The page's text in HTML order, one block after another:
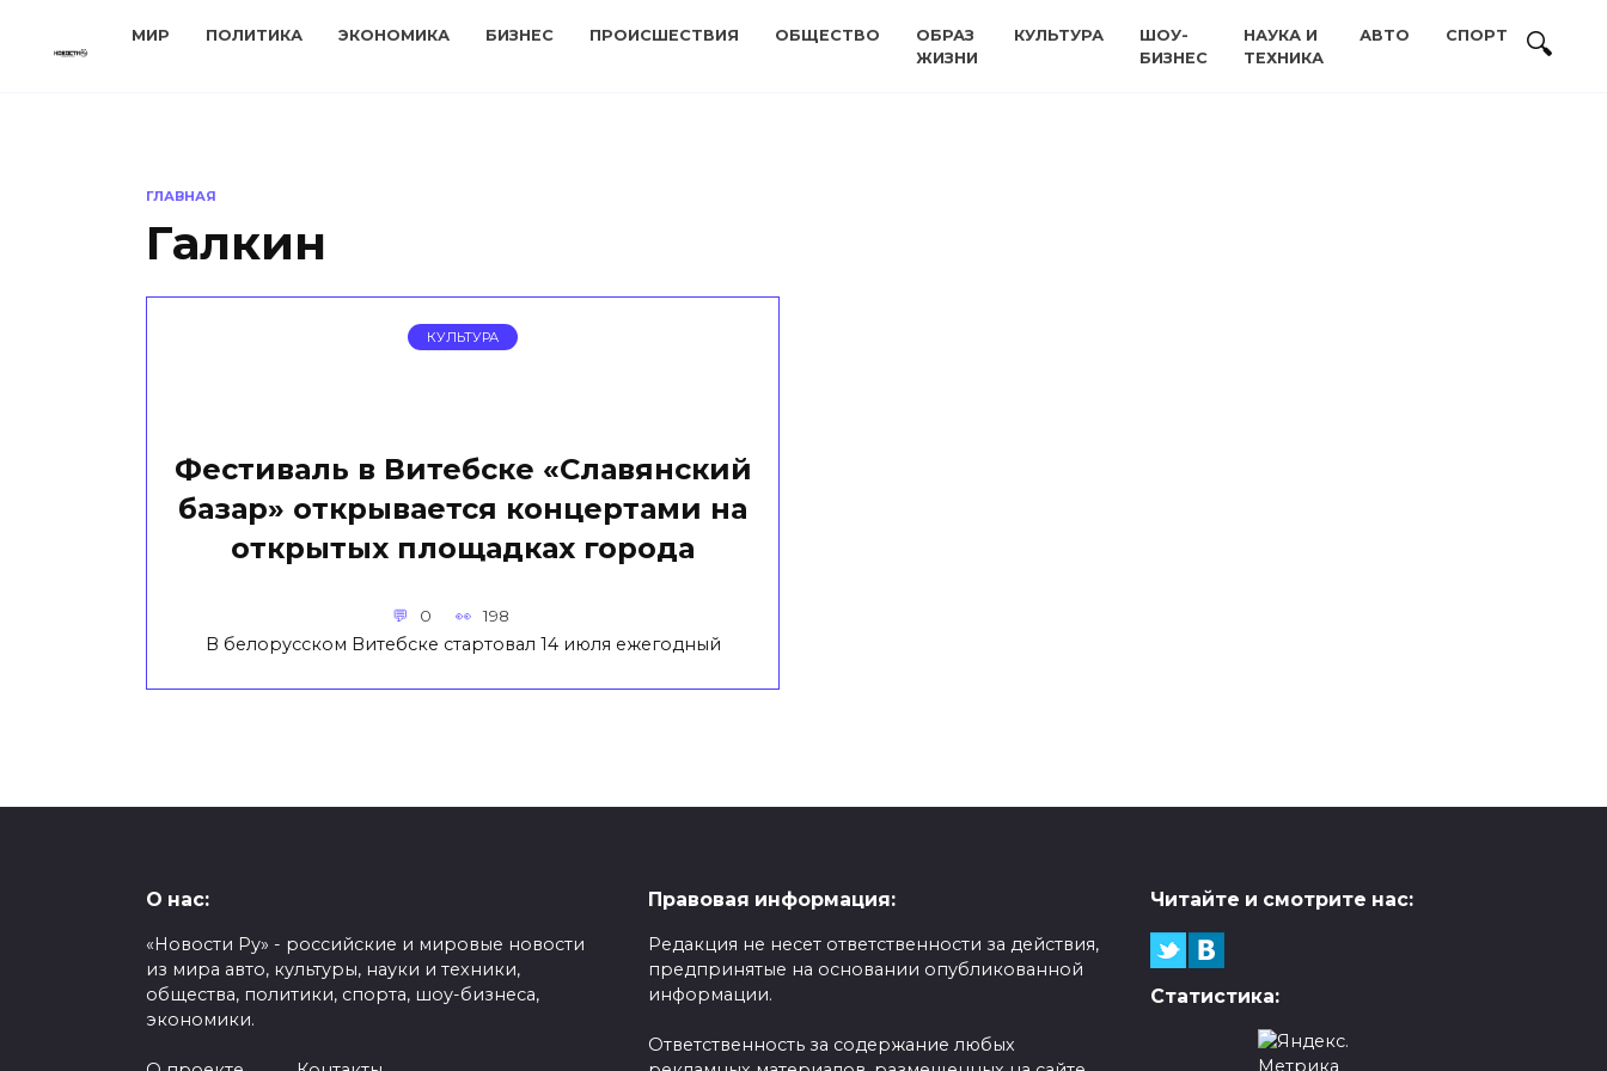
МИР ПОЛИТИКА ЭКОНОМИКА БИЗНЕС ПРОИСШЕСТВИЯ ОБЩЕСТВО
ОБРАЗ
ЖИЗНИ
КУЛЬТУРА
ШОУ-
БИЗНЕС
НАУКА И
ТЕХНИКА
АВТО СПОРТ
ГЛАВНАЯ
Галкин
КУЛЬТУРА
Фестиваль в Витебске «Славянский
базар» открывается концертами на
открытых площадках города
0 198
В белорусском Витебске стартовал 14 июля ежегодный
О нас:
«Новости Ру» - российские и мировые новости
из мира авто, культуры, науки и техники,
общества, политики, спорта, шоу-бизнеса,
экономики.
Правовая информация:
Редакция не несет ответственности за действия,
предпринятые на основании опубликованной
информации.
Ответственность за содержание любых
Читайте и смотрите нас:
Статистика: